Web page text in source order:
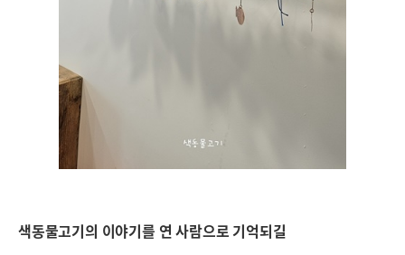
색동물고기의 이야기를 연 사람으로 기억되길